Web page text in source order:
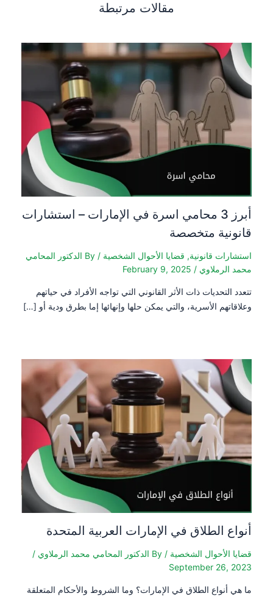
مقالات مرتبطة
أبرز 3 محامي اسرة في الإمارات – استشارات
قانونية متخصصة
استشارات قانونية, قضايا الأحوال الشخصية / By
الدكتور المحامي
محمد الرملاوي /
February 9, 2025
تتعدد التحديات ذات الأثر القانوني التي تواجه الأفراد في حياتهم
وعلاقاتهم الأسرية، والتي يمكن حلها وإنهائها إما بطرق ودية أو […]
أنواع الطلاق في الإمارات العربية المتحدة
قضايا الأحوال الشخصية / By الدكتور المحامي محمد الرملاوي /
September 26, 2023
ما هي أنواع الطلاق في الإمارات؟ وما الشروط والأحكام المتعلقة